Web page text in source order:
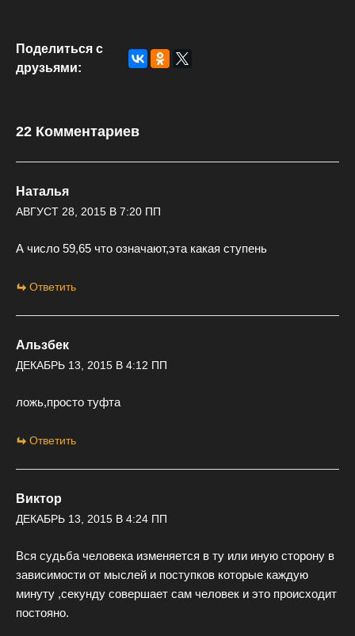
Поделиться с
друзьями:
22 Комментариев
Наталья
АВГУСТ 28, 2015 В 7:20 ПП
А число 59,65 что означают,эта какая ступень
Ответить
Альзбек
ДЕКАБРЬ 13, 2015 В 4:12 ПП
ложь,просто туфта
Ответить
Виктор
ДЕКАБРЬ 13, 2015 В 4:24 ПП
Вся судьба человека изменяется в ту или иную сторону в
зависимости от мыслей и поступков которые каждую
минуту ,секунду совершает сам человек и это происходит
постояно.